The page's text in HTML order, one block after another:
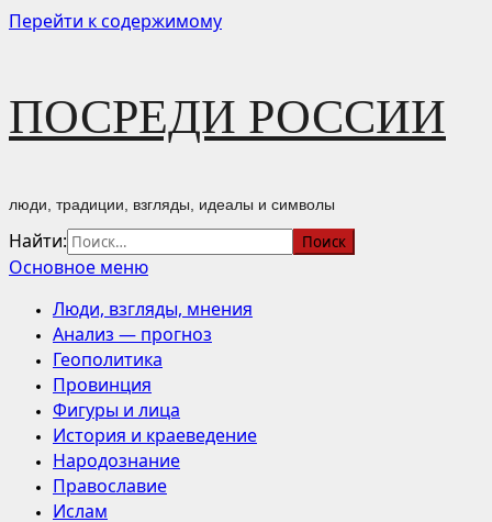
Перейти к содержимому
ПОСРЕДИ РОССИИ
люди, традиции, взгляды, идеалы и символы
Найти:
Основное меню
Люди, взгляды, мнения
Анализ — прогноз
Геополитика
Провинция
Фигуры и лица
История и краеведение
Народознание
Православие
Ислам